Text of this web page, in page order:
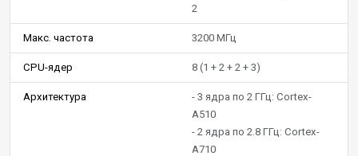
2
Макс. частота 3200 МГц
CPU-ядер 8 (1 + 2 + 2 + 3)
Архитектура
- 3 ядра по 2 ГГц: Cortex-
A510
- 2 ядра по 2.8 ГГц: Cortex-
A710